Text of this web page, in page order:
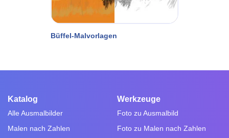
Büffel-Malvorlagen
Katalog
Alle Ausmalbilder
Malen nach Zahlen
Werkzeuge
Foto zu Ausmalbild
Foto zu Malen nach Zahlen